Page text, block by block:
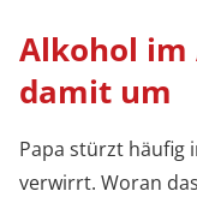
Alkohol im
damit um
Papa stürzt häufig
verwirrt. Woran